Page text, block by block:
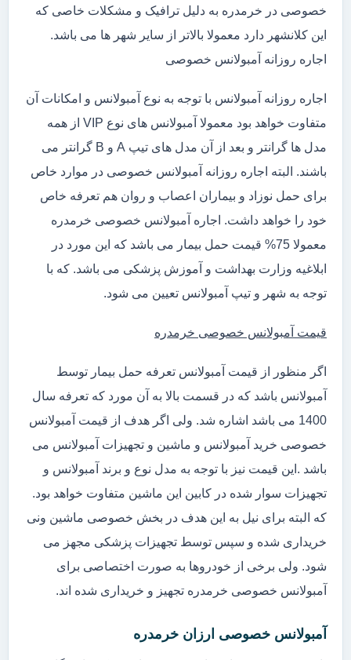
خصوصی در خرمدره به دلیل ترافیک و مشکلات خاصی که
این کلانشهر دارد معمولا بالاتر از سایر شهر ها می باشد.
اجاره روزانه آمبولانس خصوصی
اجاره روزانه آمبولانس با توجه به نوع آمبولانس و امکانات آن
متفاوت خواهد بود معمولا آمبولانس های نوع VIP از همه
مدل ها گرانتر و بعد از آن مدل های تیپ A و B گرانتر می
باشند. البته اجاره روزانه آمبولانس خصوصی در موارد خاص
برای حمل نوزاد و بیماران اعصاب و روان هم تعرفه خاص
خود را خواهد داشت. اجاره آمبولانس خصوصی خرمدره
معمولا 75% قیمت حمل بیمار می باشد که این مورد در
ابلاغیه وزارت بهداشت و آموزش پزشکی می باشد. که با
توجه به شهر و تیپ آمبولانس تعیین می شود.
قیمت آمبولانس خصوصی خرمدره
اگر منظور از قیمت آمبولانس تعرفه حمل بیمار توسط
آمبولانس باشد که در قسمت بالا به آن مورد که تعرفه سال
1400 می باشد اشاره شد. ولی اگر هدف از قیمت آمبولانس
خصوصی خرید آمبولانس و ماشین و تجهیزات آمبولانس می
باشد .این قیمت نیز با توجه به مدل نوع و برند آمبولانس و
تجهیزات سوار شده در کابین این ماشین متفاوت خواهد بود.
که البته برای نیل به این هدف در بخش خصوصی ماشین ونی
خریداری شده و سپس توسط تجهیزات پزشکی مجهز می
شود. ولی برخی از خودروها به صورت اختصاصی برای
آمبولانس خصوصی خرمدره تجهیز و خریداری شده اند.
آمبولانس خصوصی ارزان خرمدره